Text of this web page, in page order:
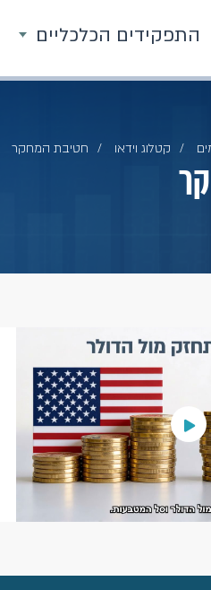
התפקידים הכלכליים
קטלוג וידאו חטיבת המחקר